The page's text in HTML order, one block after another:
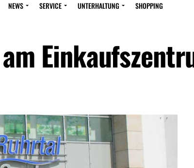
NEWS SERVICE UNTERHALTUNG SHOPPING